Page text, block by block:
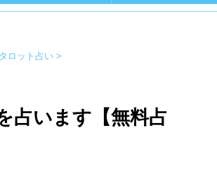
ロット占い >
占います【無料占